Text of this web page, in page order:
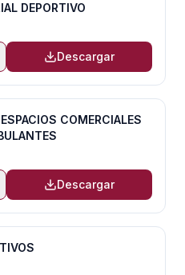
DEPORTIVO
Descargar
COMERCIALES
Descargar